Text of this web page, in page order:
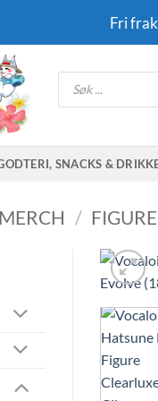
Fri
Products
search
SNACKS &
/